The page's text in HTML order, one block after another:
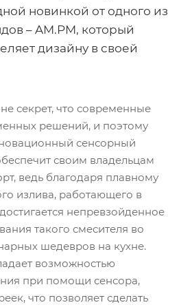
новинкой от одного из
– AM.PM, который
дизайну в своей
секрет, что современные
решений, и поэтому
сенсорный
своим владельцам
ведь благодаря плавному
излива, работающего в
непревзойденное
такого смесителя во
шедевров на кухне.
возможностью
при помощи сенсора,
что позволяет сделать